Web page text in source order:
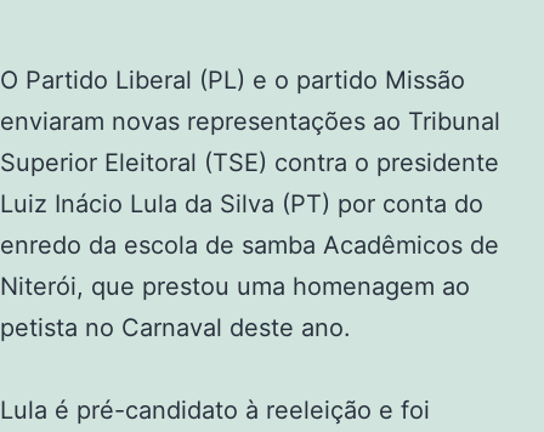
O Partido Liberal (PL) e o partido Missão
enviaram novas representações ao Tribunal
Superior Eleitoral (TSE) contra o presidente
Luiz Inácio Lula da Silva (PT) por conta do
enredo da escola de samba Acadêmicos de
Niterói, que prestou uma homenagem ao
petista no Carnaval deste ano.
Lula é pré-candidato à reeleição e foi